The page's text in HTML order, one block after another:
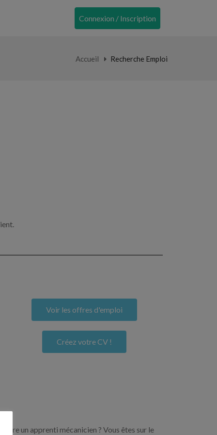
Connexion / Inscription
Accueil Recherche Emploi
Voir les offres d'emploi
Créez votre CV !
un apprenti mécanicien ? Vous êtes sur le